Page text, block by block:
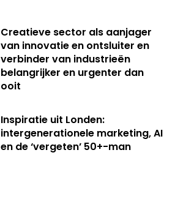
Creatieve sector als aanjager
van innovatie en ontsluiter en
verbinder van industrieën
belangrijker en urgenter dan
ooit
Inspiratie uit Londen:
intergenerationele marketing, AI
en de ‘vergeten’ 50+-man